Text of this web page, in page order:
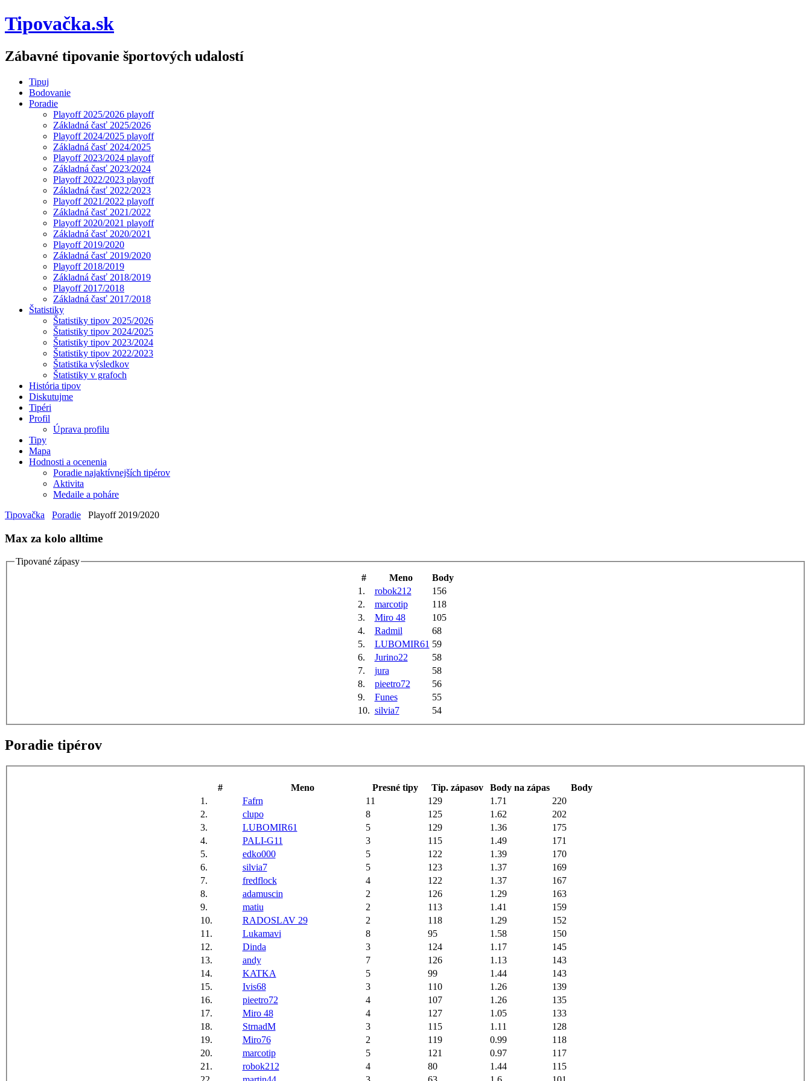
Tipovačka.sk
Zábavné tipovanie športových udalostí
Tipuj
Bodovanie
Poradie
Playoff 2025/2026 playoff
Základná časť 2025/2026
Playoff 2024/2025 playoff
Základná časť 2024/2025
Playoff 2023/2024 playoff
Základná časť 2023/2024
Playoff 2022/2023 playoff
Základná časť 2022/2023
Playoff 2021/2022 playoff
Základná časť 2021/2022
Playoff 2020/2021 playoff
Základná časť 2020/2021
Playoff 2019/2020
Základná časť 2019/2020
Playoff 2018/2019
Základná časť 2018/2019
Playoff 2017/2018
Základná časť 2017/2018
Štatistiky
Štatistiky tipov 2025/2026
Štatistiky tipov 2024/2025
Štatistiky tipov 2023/2024
Štatistiky tipov 2022/2023
Štatistika výsledkov
Štatistiky v grafoch
História tipov
Diskutujme
Tipéri
Profil
Úprava profilu
Tipy
Mapa
Hodnosti a ocenenia
Poradie najaktívnejších tipérov
Aktivita
Medaile a poháre
Tipovačka
Poradie Playoff 2019/2020
Max za kolo alltime
Tipované zápasy
#
Meno
Body
1.
robok212
156
2.
marcotip
118
3.
Miro 48
105
4.
Radmil
68
5.
LUBOMIR61 59
6.
Jurino22
58
7.
jura
58
8.
pieetro72
56
9.
Funes
55
10. silvia7 54
Poradie tipérov
# Meno Presné tipy Tip. zápasov Body na zápas
Body
1.
Fafrn 11 129 1.71
220
2.
clupo 8 125 1.62
202
3.
LUBOMIR61 5 129 1.36
175
4.
PALI-G11 3 115 1.49
171
5.
edko000 5 122 1.39
170
6.
silvia7 5 123 1.37
169
7.
fredflock 4 122 1.37
167
8.
adamuscin 2 126 1.29
163
9.
matiu 2 113 1.41
159
10.
RADOSLAV 29 2 118 1.29
152
11.
Lukamavi 8 95 1.58
150
12.
Dinda 3 124 1.17
145
13.
andy 7 126 1.13
143
14.
KATKA 5 99 1.44
143
15.
Ivis68 3 110 1.26
139
16.
pieetro72 4 107 1.26
135
17.
Miro 48 4 127 1.05
133
18.
StrnadM 3 115 1.11
128
19.
Miro76 2 119 0.99
118
20.
marcotip 5 121 0.97
117
21.
robok212 4 80 1.44
115